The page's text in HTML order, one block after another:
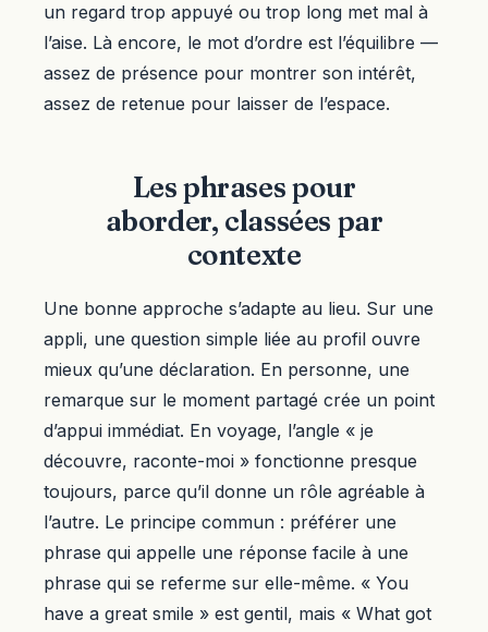
un regard trop appuyé ou trop long met mal à
l’aise. Là encore, le mot d’ordre est l’équilibre —
assez de présence pour montrer son intérêt,
assez de retenue pour laisser de l’espace.
Les phrases pour
aborder, classées par
contexte
Une bonne approche s’adapte au lieu. Sur une
appli, une question simple liée au profil ouvre
mieux qu’une déclaration. En personne, une
remarque sur le moment partagé crée un point
d’appui immédiat. En voyage, l’angle « je
découvre, raconte-moi » fonctionne presque
toujours, parce qu’il donne un rôle agréable à
l’autre. Le principe commun : préférer une
phrase qui appelle une réponse facile à une
phrase qui se referme sur elle-même. « You
have a great smile » est gentil, mais « What got